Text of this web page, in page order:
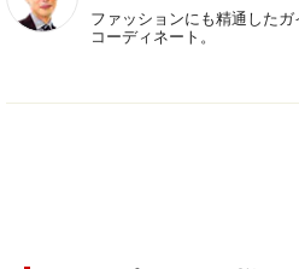
ファッションにも精通した
コーディネート。